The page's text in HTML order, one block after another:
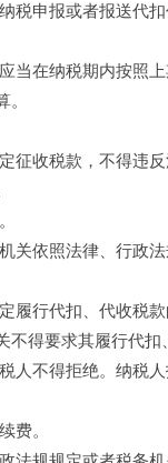
报或者报送代扣
在纳税期内按照上
税款，不得违反
照法律、行政法
代扣、代收税款
得要求其履行代扣
不得拒绝。纳税人
费。